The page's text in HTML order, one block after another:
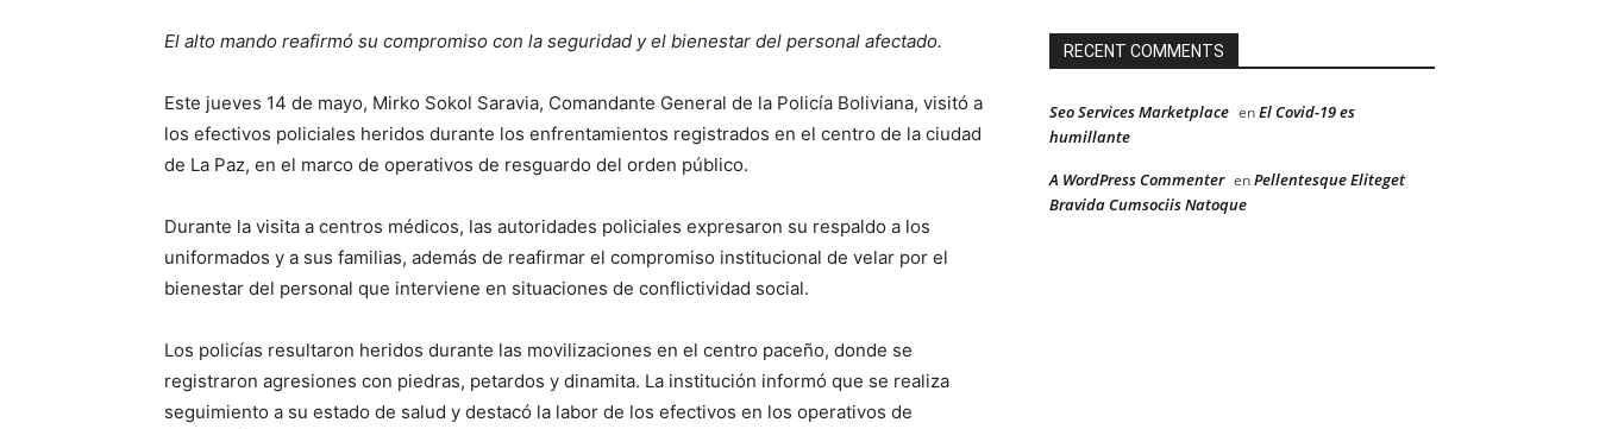
El alto mando reafirmó su compromiso con la seguridad y el bienestar del personal afectado.
Este jueves 14 de mayo, Mirko Sokol Saravia, Comandante General de la Policía Boliviana, visitó a
los efectivos policiales heridos durante los enfrentamientos registrados en el centro de la ciudad
de La Paz, en el marco de operativos de resguardo del orden público.
Durante la visita a centros médicos, las autoridades policiales expresaron su respaldo a los
uniformados y a sus familias, además de reafirmar el compromiso institucional de velar por el
bienestar del personal que interviene en situaciones de conflictividad social.
Los policías resultaron heridos durante las movilizaciones en el centro paceño, donde se
registraron agresiones con piedras, petardos y dinamita. La institución informó que se realiza
seguimiento a su estado de salud y destacó la labor de los efectivos en los operativos de
RECENT COMMENTS
Seo Services Marketplace enEl Covid-19 es
humillante
A WordPress Commenter enPellentesque Eliteget
Bravida Cumsociis Natoque